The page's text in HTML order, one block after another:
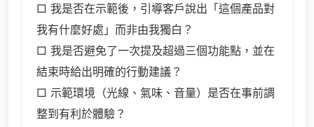
□ 我是否在示範後，引導客戶說出「這個產品對
我有什麼好處」而非由我獨白？
□ 我是否避免了一次提及超過三個功能點，並在
結束時給出明確的行動建議？
□ 示範環境（光線、氣味、音量）是否在事前調
整到有利於體驗？